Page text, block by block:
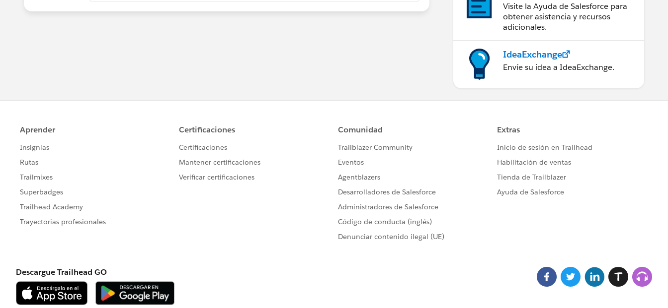
Visite la Ayuda de Salesforce para
obtener asistencia y recursos
adicionales.
IdeaExchange
Envíe su idea a IdeaExchange.